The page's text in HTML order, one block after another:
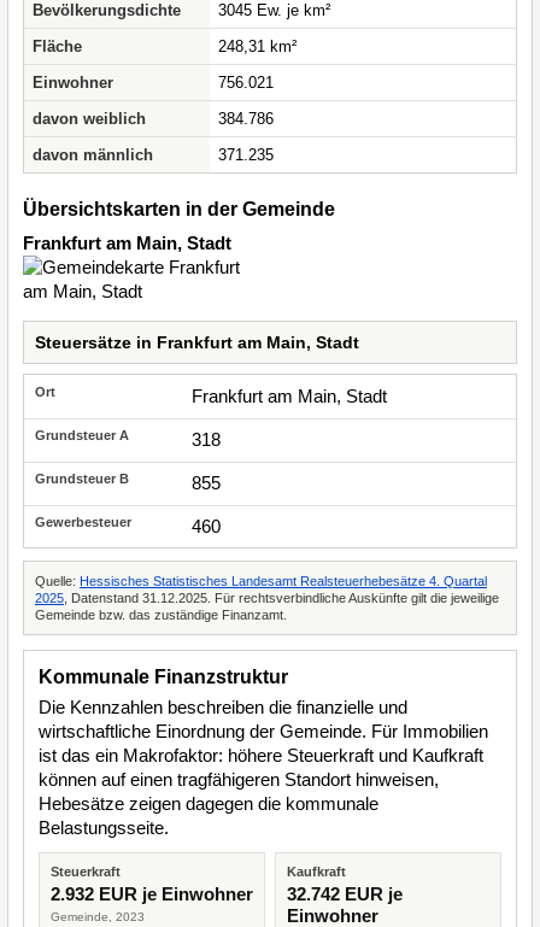
Bevölkerungsdichte
3045 Ew. je km²
Fläche
248,31 km²
Einwohner
756.021
davon weiblich
384.786
davon männlich
371.235
Übersichtskarten in der Gemeinde
Frankfurt am Main, Stadt
Steuersätze in Frankfurt am Main, Stadt
Frankfurt am Main, Stadt
318
855
460
Quelle: Hessisches Statistisches Landesamt Realsteuerhebesätze 4. Quartal
2025 , Datenstand 31.12.2025. Für rechtsverbindliche Auskünfte gilt die jeweilige
Gemeinde bzw. das zuständige Finanzamt.
Kommunale Finanzstruktur
Die Kennzahlen beschreiben die finanzielle und
wirtschaftliche Einordnung der Gemeinde. Für Immobilien
ist das ein Makrofaktor: höhere Steuerkraft und Kaufkraft
können auf einen tragfähigeren Standort hinweisen,
Hebesätze zeigen dagegen die kommunale
Belastungsseite.
Steuerkraft
2.932 EUR je Einwohner
Gemeinde, 2023
Kaufkraft
32.742 EUR je
Einwohner